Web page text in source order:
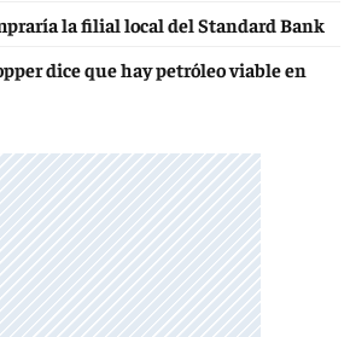
la filial local del Standard Bank
dice que hay petróleo viable en